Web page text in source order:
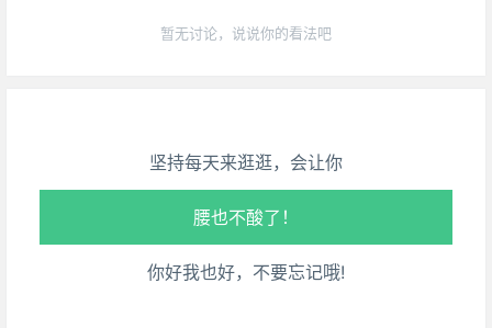
暂无讨论，说说你的看法吧
坚持每天来逛逛，会让你
腿也不痛了！
腰也不酸了！
工作也轻松了！
你好我也好，不要忘记哦!